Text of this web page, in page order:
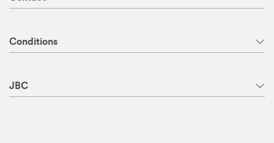
Conditions
JBC